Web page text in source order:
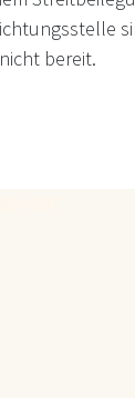
bereit.